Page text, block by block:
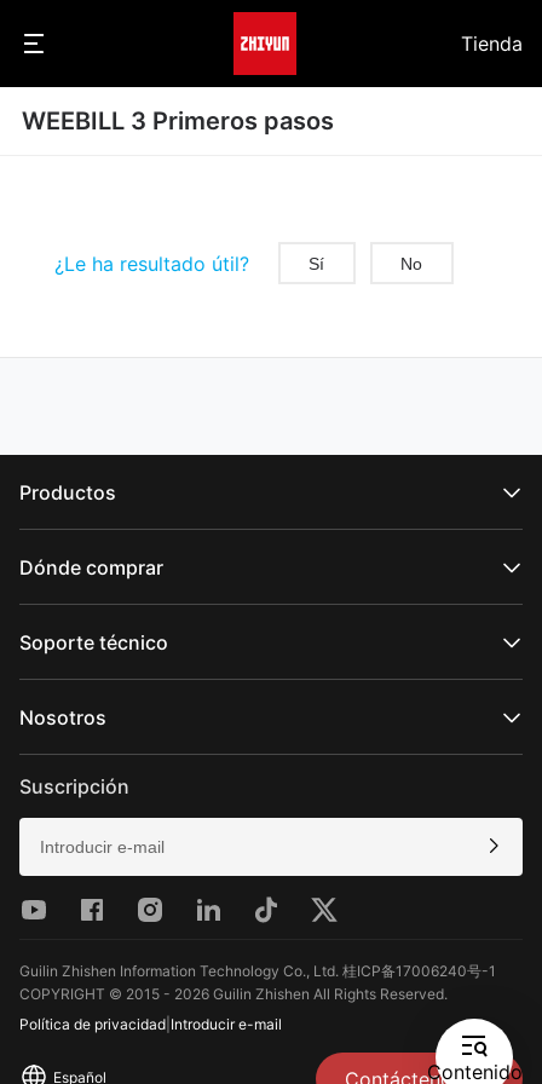
Tienda
WEEBILL 3 Primeros pasos
¿Le ha resultado útil? Sí No
Contenido
Contáctenos
Productos
Serie WEEBILL
Serie SMOOTH
Serie FIVERAY
Dónde comprar
Tiendas en línea autorizadas
Comprar en tienda
Soporte técnico
Descargar
Servicios de reparación
Ver compatibilidad de cámara
Nosotros
Newsroom
Media Kit
Contáctenos
Comentar
Suscripción
Guilin Zhishen Information Technology Co., Ltd. 桂ICP备17006240号-1
COPYRIGHT © 2015 - 2026 Guilin Zhishen All Rights Reserved.
Política de privacidad Introducir e-mail
Español